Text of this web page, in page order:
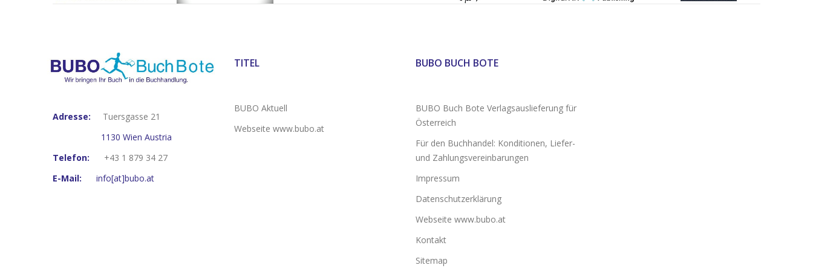
Adresse:
Tuersgasse 21
1130 Wien Austria
Telefon:
+43 1 879 34 27
E-Mail:
info[at]bubo.at
TITEL
BUBO Aktuell
Webseite www.bubo.at
BUBO BUCH BOTE
BUBO Buch Bote Verlagsauslieferung für
Österreich
Für den Buchhandel: Konditionen, Liefer-
und Zahlungsvereinbarungen
Impressum
Datenschutzerklärung
Webseite www.bubo.at
Kontakt
Sitemap